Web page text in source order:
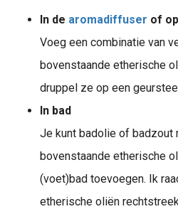
In de aromadiffuser of
Voeg een combinatie van
bovenstaande etherische
druppel ze op een
In bad
Je kunt badolie of badzout
bovenstaande etherische
(voet)bad toevoegen. Ik
etherische oliën